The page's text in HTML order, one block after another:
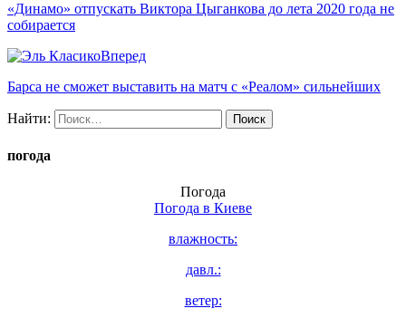
«Динамо» отпускать Виктора Цыганкова до лета 2020 года не
собирается
Вперед
Барса не сможет выставить на матч с «Реалом» сильнейших
Найти:
погода
Погода
Погода в Киеве
влажность:
давл.:
ветер: